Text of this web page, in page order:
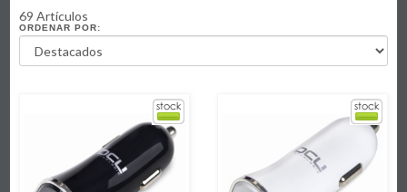
69 Artículos
ORDENAR POR: